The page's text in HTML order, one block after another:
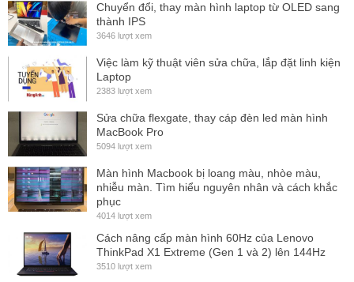
Ưu đãi
Miễn phí công nắp đặt
Ship COD Toàn quốc
Chuyển đổi, thay màn hình laptop từ OLED sang
thành IPS
3646 lượt xem
Việc làm kỹ thuật viên sửa chữa, lắp đặt linh kiện
Laptop
2383 lượt xem
Sửa chữa flexgate, thay cáp đèn led màn hình
MacBook Pro
5094 lượt xem
Màn hình Macbook bị loang màu, nhòe màu,
nhiễu màn. Tìm hiểu nguyên nhân và cách khắc
phục
4014 lượt xem
Cách nâng cấp màn hình 60Hz của Lenovo
ThinkPad X1 Extreme (Gen 1 và 2) lên 144Hz
3510 lượt xem